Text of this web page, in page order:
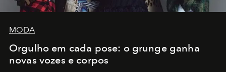
MODA
Orgulho em cada pose: o grunge ganha
novas vozes e corpos